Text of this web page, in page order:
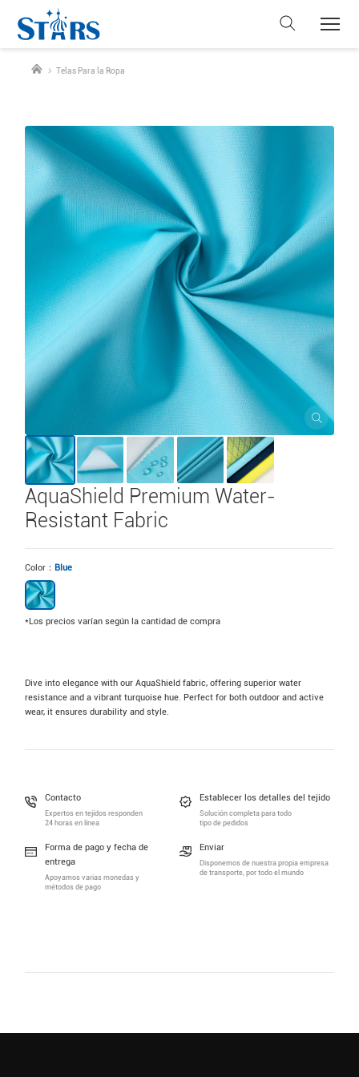
Telas Para la Ropa
AquaShield Premium Water-
Resistant Fabric
Color： Blue
*Los precios varían según la cantidad de compra
Dive into elegance with our AquaShield fabric, offering superior water
resistance and a vibrant turquoise hue. Perfect for both outdoor and active
wear, it ensures durability and style.
Contacto
Expertos en tejidos responden
24 horas en línea
Establecer los detalles del tejido
Solución completa para todo
tipo de pedidos
Forma de pago y fecha de
entrega
Apoyamos varias monedas y
métodos de pago
Enviar
Disponemos de nuestra propia empresa
de transporte, por todo el mundo